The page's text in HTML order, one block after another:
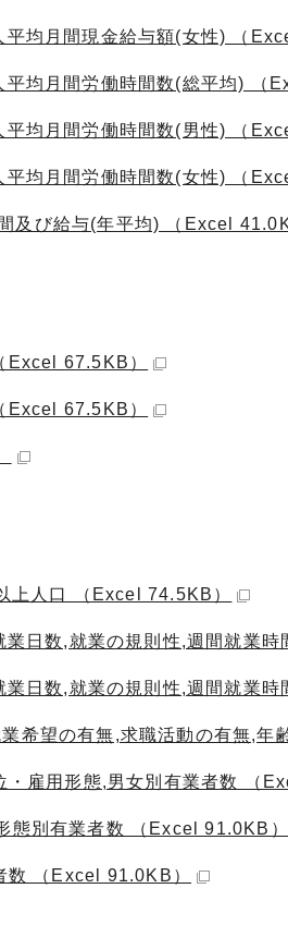
均月間現金給与額(女性) （
均月間労働時間数(総平均) （
均月間労働時間数(男性) （
均月間労働時間数(女性) （
及び給与(年平均) （Excel
67.5KB）
67.5KB）
人口 （Excel 74.5KB）
日数,就業の規則性,週間就業時
日数,就業の規則性,週間就業時
希望の有無,求職活動の有無,年
雇用形態,男女別有業者数 （
別有業者数 （Excel 91.0KB）
（Excel 91.0KB）